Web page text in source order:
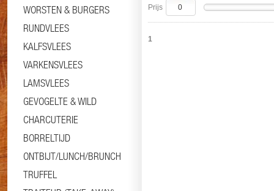
WORSTEN & BURGERS
RUNDVLEES
KALFSVLEES
VARKENSVLEES
LAMSVLEES
GEVOGELTE & WILD
CHARCUTERIE
BORRELTIJD
ONTBIJT/LUNCH/BRUNCH
TRUFFEL
Prijs
1